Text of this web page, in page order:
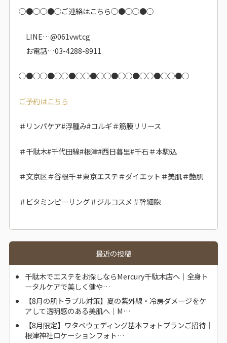
○●○○●○ご連絡はこちら○●○○●○
LINE…@061vwtcg
お電話…03-4288-8911
○●○○●○○●○○●○○●○○●○○●○○●○
ご予約はこちら
＃リンパケア#浮腫み#コルギ＃筋膜リリース
＃千駄木#千代田線#根津#西日暮里#千石＃本駒込
＃文京区＃谷根千＃東京エステ＃ダイエット＃美肌＃艶肌
＃ビタミンピーリング＃ジルコスメ＃幹細胞
最近の投稿
千駄木でエステをお探しならMercury千駄木店へ｜全身ト
ータルケアで美しく健や…
【8月の肌トラブル対策】夏の紫外線・冷房ダメージをケ
アして透明感のある美肌へ｜M…
【8月限定】ワタベウェディング基本フォトプランご招待｜
根津神社ロケーションフォト…